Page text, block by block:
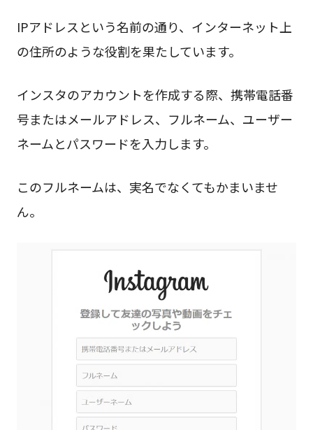
IPアドレスという名前の通り、インターネット上
の住所のような役割を果たしています。
インスタのアカウントを作成する際、携帯電話番
号またはメールアドレス、フルネーム、ユーザー
ネームとパスワードを入力します。
このフルネームは、実名でなくてもかまいませ
ん。